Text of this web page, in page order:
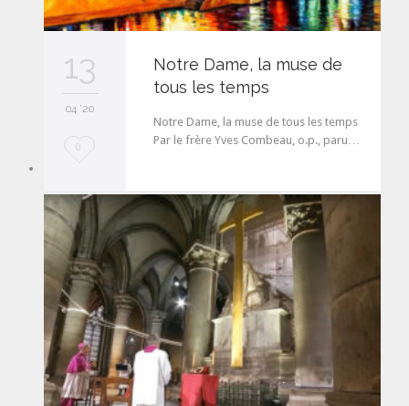
13
04 '20
L
v
e
i
0
Notre Dame, la muse de
tous les temps
Notre Dame, la muse de tous les temps
Par le frère Yves Combeau, o.p., paru…